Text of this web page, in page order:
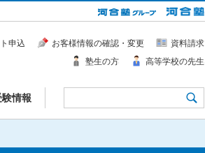
験情報
申込 お客様情報の確認・変更
資料請求
塾生の方
高等学校の先生